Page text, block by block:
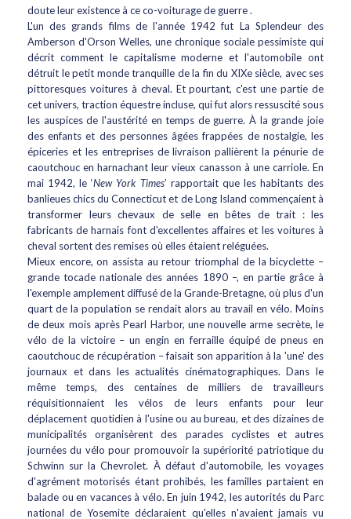
doute leur existence à ce co-voiturage de guerre .
L'un des grands films de l'année 1942 fut La Splendeur des
Amberson d'Orson Welles, une chronique sociale pessimiste qui
décrit comment le capitalisme moderne et l'automobile ont
détruit le petit monde tranquille de la fin du XIXe siècle, avec ses
pittoresques voitures à cheval. Et pourtant, c'est une partie de
cet univers, traction équestre incluse, qui fut alors ressuscité sous
les auspices de l'austérité en temps de guerre. À la grande joie
des enfants et des personnes âgées frappées de nostalgie, les
épiceries et les entreprises de livraison pallièrent la pénurie de
caoutchouc en harnachant leur vieux canasson à une carriole. En
mai 1942, le ‘New York Times’ rapportait que les habitants des
banlieues chics du Connecticut et de Long Island commençaient à
transformer leurs chevaux de selle en bêtes de trait : les
fabricants de harnais font d'excellentes affaires et les voitures à
cheval sortent des remises où elles étaient reléguées.
Mieux encore, on assista au retour triomphal de la bicyclette –
grande tocade nationale des années 1890 –, en partie grâce à
l'exemple amplement diffusé de la Grande-Bretagne, où plus d'un
quart de la population se rendait alors au travail en vélo. Moins
de deux mois après Pearl Harbor, une nouvelle arme secrète, le
vélo de la victoire – un engin en ferraille équipé de pneus en
caoutchouc de récupération – faisait son apparition à la 'une' des
journaux et dans les actualités cinématographiques. Dans le
même temps, des centaines de milliers de travailleurs
réquisitionnaient les vélos de leurs enfants pour leur
déplacement quotidien à l'usine ou au bureau, et des dizaines de
municipalités organisèrent des parades cyclistes et autres
journées du vélo pour promouvoir la supériorité patriotique du
Schwinn sur la Chevrolet. À défaut d'automobile, les voyages
d'agrément motorisés étant prohibés, les familles partaient en
balade ou en vacances à vélo. En juin 1942, les autorités du Parc
national de Yosemite déclaraient qu'elles n'avaient jamais vu